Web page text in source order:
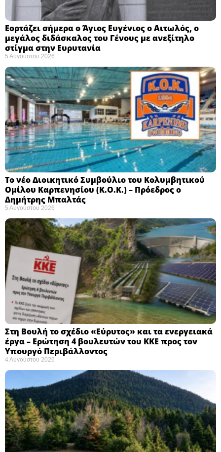
Εορτάζει σήμερα ο Άγιος Ευγένιος ο Αιτωλός, ο
μεγάλος διδάσκαλος του Γένους με ανεξίτηλο
στίγμα στην Ευρυτανία
5 Αυγούστου 2026
Το νέο Διοικητικό Συμβούλιο του Κολυμβητικού
Ομίλου Καρπενησίου (Κ.Ο.Κ.) – Πρόεδρος ο
Δημήτρης Μπαλτάς
5 Αυγούστου 2026
Στη Βουλή το σχέδιο «Εύρυτος» και τα ενεργειακά
έργα – Ερώτηση 4 βουλευτών του ΚΚΕ προς τον
Υπουργό Περιβάλλοντος
4 Αυγούστου 2026